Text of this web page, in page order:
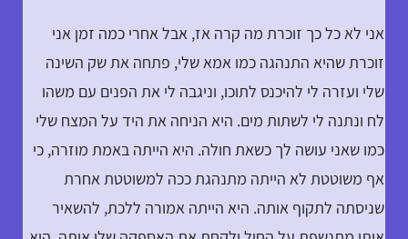
אני לא כל כך זוכרת מה קרה אז, אבל אחרי כמה זמן אני
זוכרת שהיא התנהגה כמו אמא שלי, פתחה את שק השינה
שלי ועזרה לי להיכנס לתוכו, וניגבה לי את הפנים עם משהו
לח ונתנה לי לשתות מים. היא הניחה את היד על המצח שלי
כמו שאני עושה לך כשאת חולה. היא הייתה באמת מוזרה, כי
אף משוטטת לא הייתה מתנהגת ככה למשוטטת אחרת
שניסתה לתקוף אותה. היא הייתה אמורה ללכת, להשאיר